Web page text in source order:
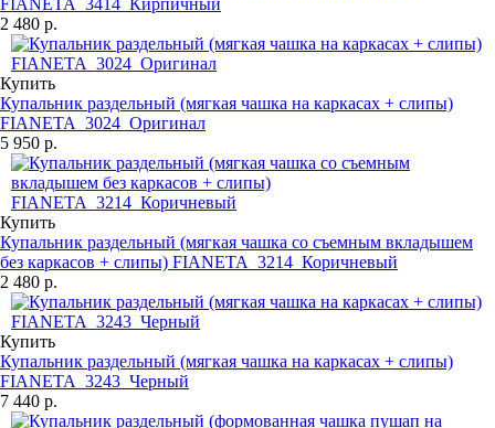
2 480 р.
Купить
Купальник раздельный (мягкая чашка на каркасах + слипы)
FIANETA_3024_Оригинал
5 950 р.
Купить
Купальник раздельный (мягкая чашка со съемным вкладышем
без каркасов + слипы) FIANETA_3214_Коричневый
2 480 р.
Купить
Купальник раздельный (мягкая чашка на каркасах + слипы)
FIANETA_3243_Черный
7 440 р.